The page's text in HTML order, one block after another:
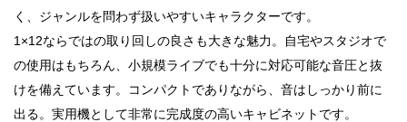
く、ジャンルを問わず扱いやすいキャラクターです。
1×12ならではの取り回しの良さも大きな魅力。自宅やスタジオで
の使用はもちろん、小規模ライブでも十分に対応可能な音圧と抜
けを備えています。コンパクトでありながら、音はしっかり前に
出る。実用機として非常に完成度の高いキャビネットです。